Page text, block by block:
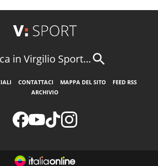
in Virgilio Sport...
CONTATTACI MAPPA DEL SITO
FEED RSS
ARCHIVIO